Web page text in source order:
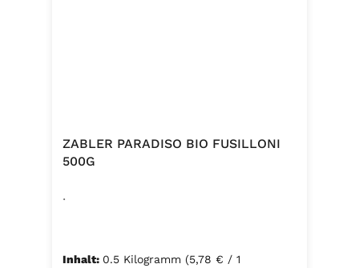
ZABLER PARADISO BIO FUSILLONI
500G
.
Inhalt: 0.5 Kilogramm (5,78 € / 1